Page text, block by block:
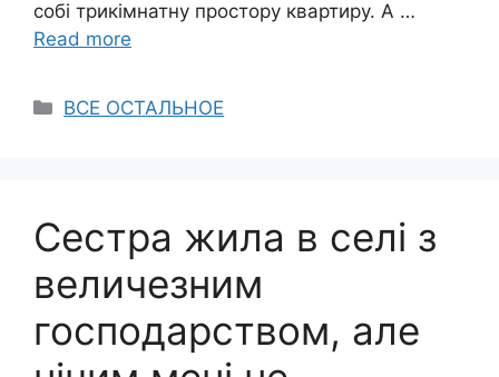
собі трикімнатну простору квартиру. А …
Read more
Categories
ВСЕ ОСТАЛЬНОЕ
Сестра жила в селі з
величезним
господарством, але